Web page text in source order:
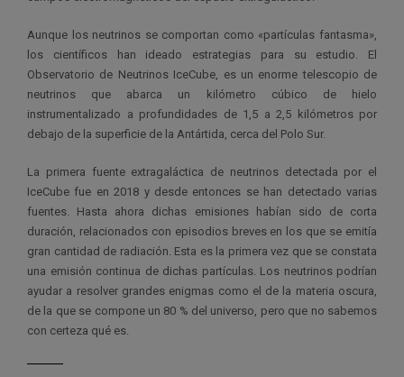
Aunque los neutrinos se comportan como «partículas fantasma»,
los científicos han ideado estrategias para su estudio. El
Observatorio de Neutrinos IceCube, es un enorme telescopio de
neutrinos que abarca un kilómetro cúbico de hielo
instrumentalizado a profundidades de 1,5 a 2,5 kilómetros por
debajo de la superficie de la Antártida, cerca del Polo Sur.
La primera fuente extragaláctica de neutrinos detectada por el
IceCube fue en 2018 y desde entonces se han detectado varias
fuentes. Hasta ahora dichas emisiones habían sido de corta
duración, relacionados con episodios breves en los que se emitía
gran cantidad de radiación. Esta es la primera vez que se constata
una emisión continua de dichas partículas. Los neutrinos podrían
ayudar a resolver grandes enigmas como el de la materia oscura,
de la que se compone un 80 % del universo, pero que no sabemos
con certeza qué es.